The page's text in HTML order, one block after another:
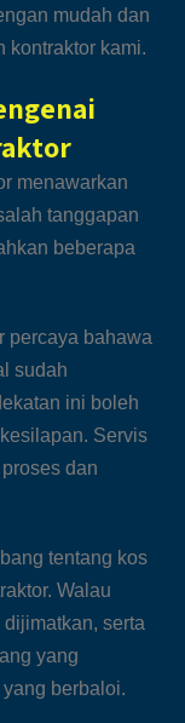
mudah dan
kontraktor kami.
menawarkan
tanggapan
beberapa
percaya bahawa
sudah
ini boleh
Servis
dan
tentang kos
Walau
serta
yang
berbaloi.